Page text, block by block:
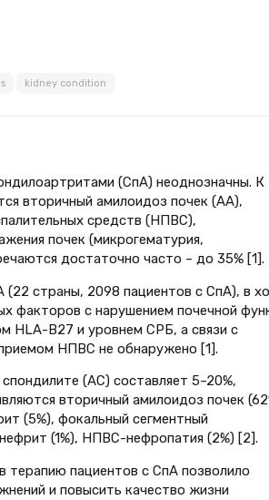
kidney condition
(СпА) неоднозначны. К
вторичный амилоидоз почек (АА),
средств (НПВС),
почек (микрогематурия,
достаточно часто – до 35% [1].
(22 страны, 2098 пациентов с СпА), в
факторов с нарушением почечной
HLA-В27 и уровнем СРБ, а связи с
НПВС не обнаружено [1].
(АС) составляет 5–20%,
вторичный амилоидоз почек
(5%), фокальный сегментный
(1%), НПВС-нефропатия (2%) [2].
терапию пациентов с СпА позволило
и повысить качество жизни